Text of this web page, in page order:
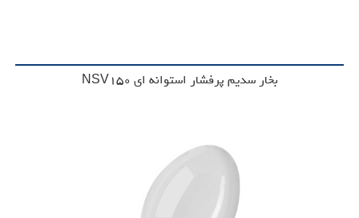
بخار سدیم پرفشار استوانه ای NSV150